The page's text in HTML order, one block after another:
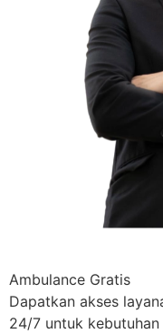
Ambulance Gratis
Dapatkan akses
24/7 untuk